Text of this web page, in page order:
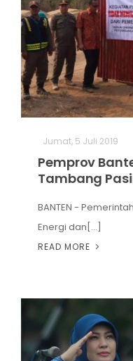
Jumat, 5 Juli 2019
Pemprov
Tambang
BANTEN -
Energi dan[...]
READ MORE